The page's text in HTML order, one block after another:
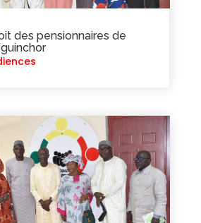
des pensionnaires de